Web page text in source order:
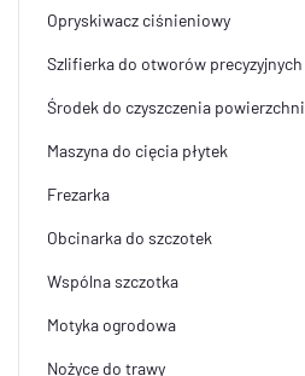
Opryskiwacz ciśnieniowy
Szlifierka do otworów precyzyjnych
Środek do czyszczenia powierzchni
Maszyna do cięcia płytek
Frezarka
Obcinarka do szczotek
Wspólna szczotka
Motyka ogrodowa
Nożyce do trawy